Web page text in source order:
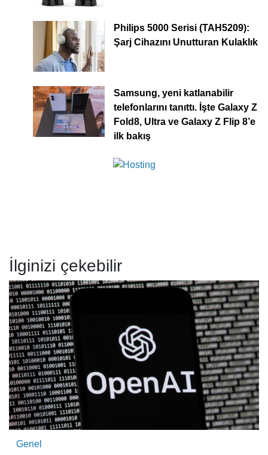
Philips 5000 Serisi (TAH5209):
Şarj Cihazını Unutturan Kulaklık
Samsung, yeni katlanabilir
telefonlarını tanıttı. İşte Galaxy Z
Fold8, Ultra ve Galaxy Z Flip 8’e
ilk bakış
İlginizi çekebilir
Genel